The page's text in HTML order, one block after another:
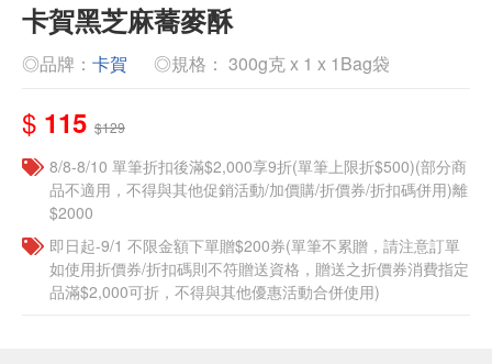
卡賀黑芝麻蕎麥酥
◎品牌： 卡賀 ◎規格： 300g克 x 1 x 1Bag袋
$ 115 $129
8/8-8/10 單筆折扣後滿$2,000享9折(單筆上限折$500)(部分商
品不適用，不得與其他促銷活動/加價購/折價券/折扣碼併用)離
$2000
即日起-9/1 不限金額下單贈$200券(單筆不累贈，請注意訂單
如使用折價券/折扣碼則不符贈送資格，贈送之折價券消費指定
品滿$2,000可折，不得與其他優惠活動合併使用)